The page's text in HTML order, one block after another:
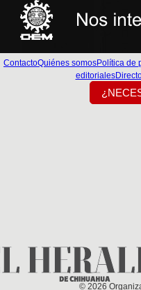
ContactoQuiénes somosPolítica de
editoriales
© 2026